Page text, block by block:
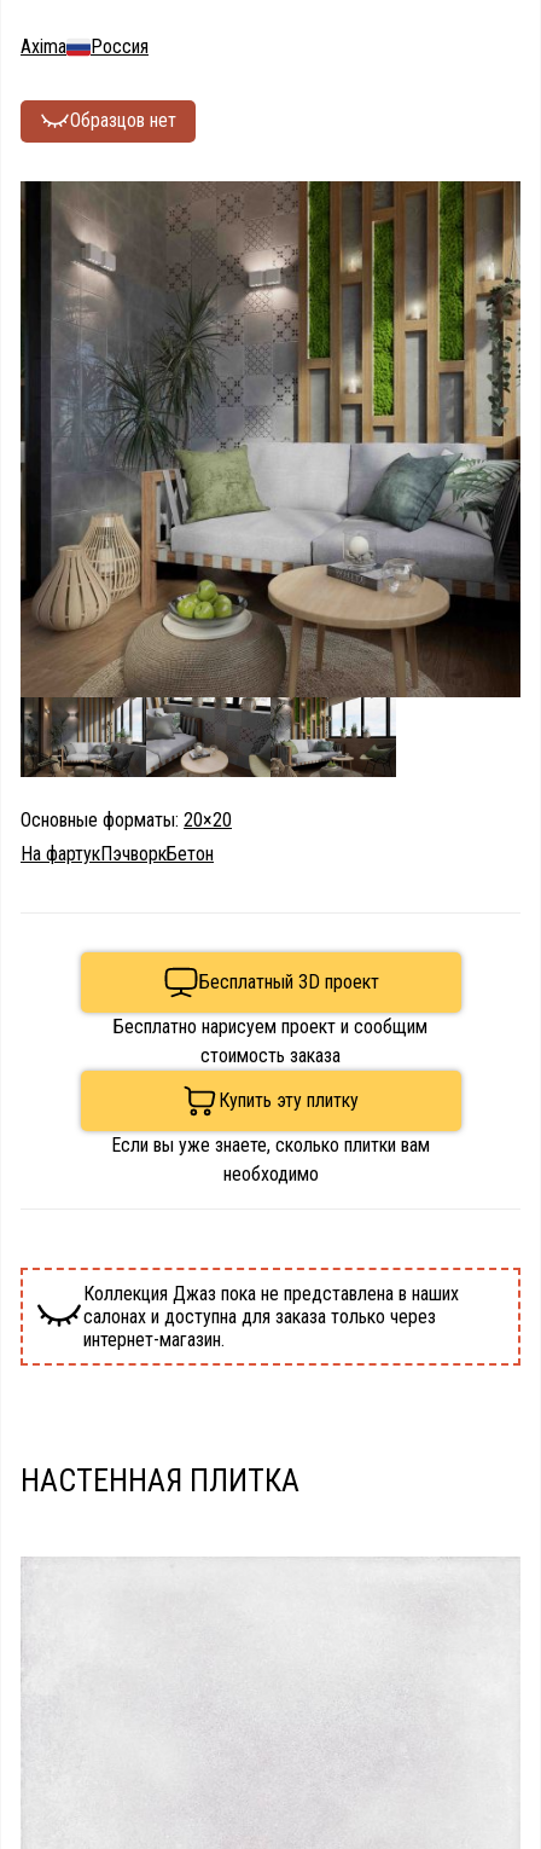
Axima Россия
Образцов нет
Основные форматы: 20×20
На фартукПэчворкБетон
Бесплатный 3D проект
Бесплатно нарисуем проект и сообщим
стоимость заказа
Купить эту плитку
Если вы уже знаете, сколько плитки вам
необходимо
Коллекция Джаз пока не представлена в наших
салонах и доступна для заказа только через
интернет-магазин.
НАСТЕННАЯ ПЛИТКА